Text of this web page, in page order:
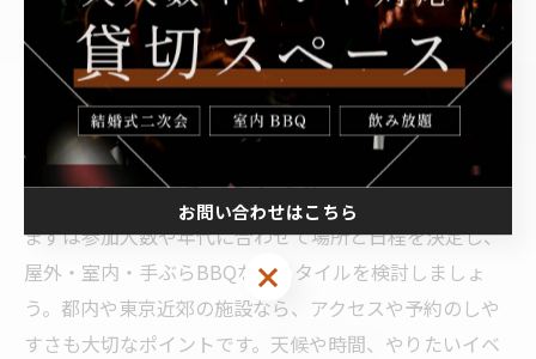
夏のバーベキューを充実させるためには、事前の計画と
準備が欠かせません。場所やメンバーに応じて食材・道
具・イベント内容を工夫することで、思い出に残るひと
ときが実現します。都内の手ぶらBBQや室内バーベキュ
ー施設を活用する方法も紹介します。
バーベキュープランの立て方
まずは参加人数や年代に合わせて場所と日程を決定し、
屋外・室内・手ぶらBBQなどスタイルを検討しましょ
う。都内や東京近郊の施設なら、アクセスや予約のしや
すさも大切なポイントです。天候や時間、やりたいイベ
お問い合わせはこちら